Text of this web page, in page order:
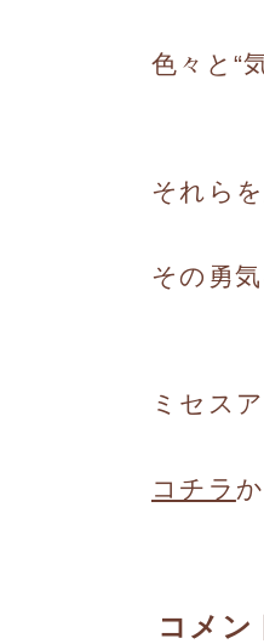
色々と“
それら
その勇
ミセス
コチラ
コメン